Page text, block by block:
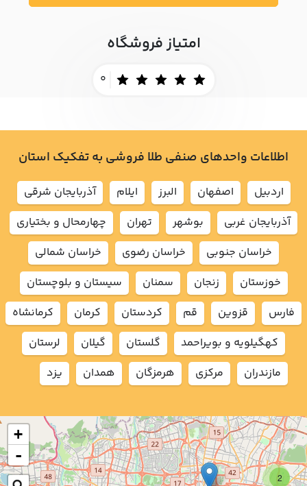
امتیاز فروشگاه
0
2
+
-
اطلاعات واحدهای صنفی طلا فروشی به تفکیک استان
اردبيل اصفهان البرز ايلام
آذربايجان شرقي
آذربايجان غربي
بوشهر تهران
چهارمحال و بختياري
خراسان جنوبي
خراسان رضوي
خراسان شمالي
خوزستان
زنجان سمنان
سيستان و بلوچستان
فارس
قزوين قم كردستان كرمان
كرمانشاه
كهگيلويه و بويراحمد
گلستان گيلان
لرستان
مازندران
مركزي هرمزگان همدان يزد